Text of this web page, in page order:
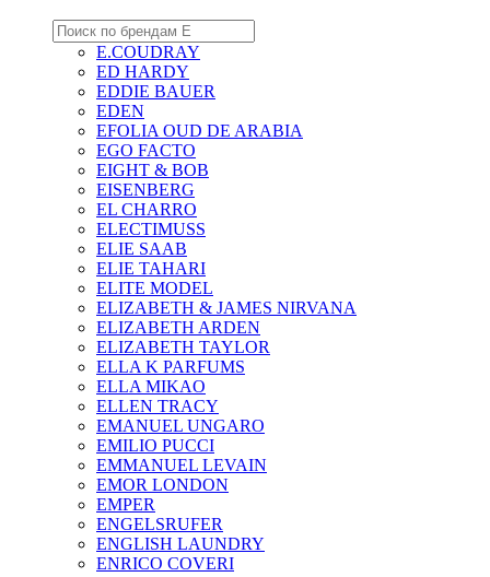
E.COUDRAY
ED HARDY
EDDIE BAUER
EDEN
EFOLIA OUD DE ARABIA
EGO FACTO
EIGHT & BOB
EISENBERG
EL CHARRO
ELECTIMUSS
ELIE SAAB
ELIE TAHARI
ELITE MODEL
ELIZABETH & JAMES NIRVANA
ELIZABETH ARDEN
ELIZABETH TAYLOR
ELLA K PARFUMS
ELLA MIKAO
ELLEN TRACY
EMANUEL UNGARO
EMILIO PUCCI
EMMANUEL LEVAIN
EMOR LONDON
EMPER
ENGELSRUFER
ENGLISH LAUNDRY
ENRICO COVERI